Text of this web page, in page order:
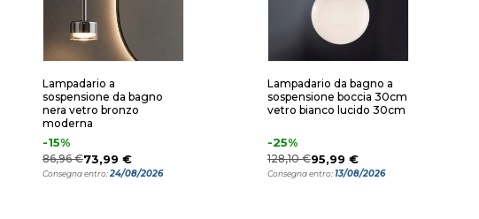
Lampadario a
sospensione da bagno
nera vetro bronzo
moderna
-15%
86,96 €73,99 €
Consegna entro:24/08/2026
Lampadario da bagno a
sospensione boccia 30cm
vetro bianco lucido 30cm
-25%
128,10 €95,99 €
Consegna entro:13/08/2026